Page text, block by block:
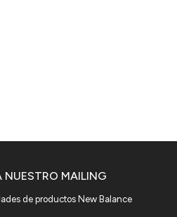
NUESTRO MAILING
de productos New Balance